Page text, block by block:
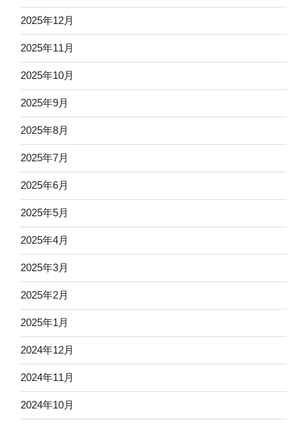
2025年12月
2025年11月
2025年10月
2025年9月
2025年8月
2025年7月
2025年6月
2025年5月
2025年4月
2025年3月
2025年2月
2025年1月
2024年12月
2024年11月
2024年10月